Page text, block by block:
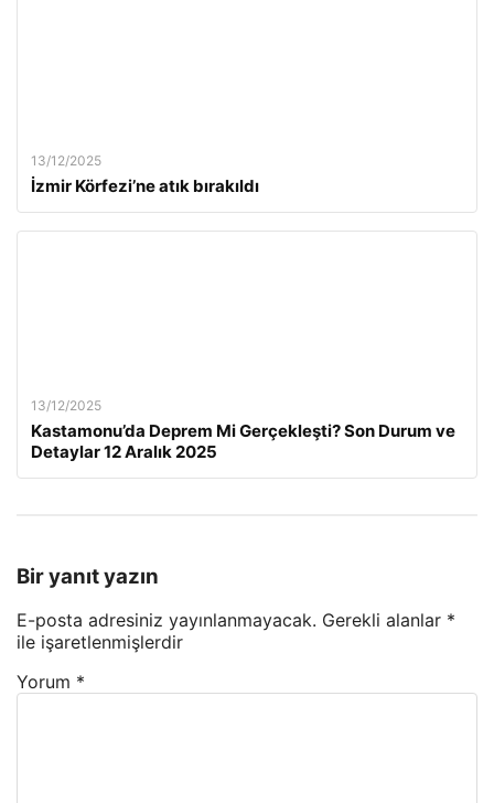
13/12/2025
İzmir Körfezi’ne atık bırakıldı
13/12/2025
Kastamonu’da Deprem Mi Gerçekleşti? Son Durum ve
Detaylar 12 Aralık 2025
Bir yanıt yazın
E-posta adresiniz yayınlanmayacak. Gerekli alanlar *
ile işaretlenmişlerdir
Yorum *